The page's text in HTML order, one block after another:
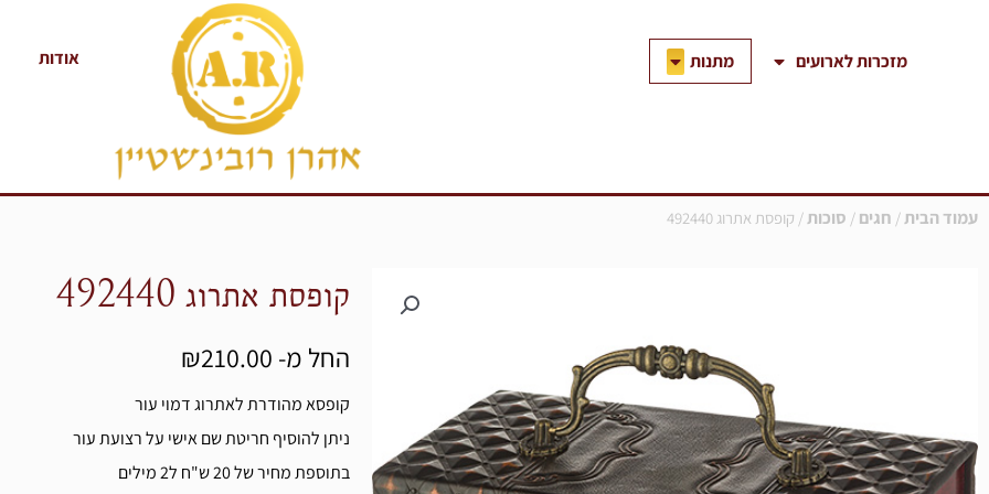
מזכרות לארועים
מתנות פתח מתנות אודות
עמוד הבית/ חגים / סוכות/ קופסת אתרוג 492440
קופסת אתרוג 492440
החל מ- ₪210.00
קופסא מהודרת לאתרוג דמוי עור
ניתן להוסיף חריטת שם אישי על רצועת עור
בתוספת מחיר של 20 ש"ח ל2 מילים